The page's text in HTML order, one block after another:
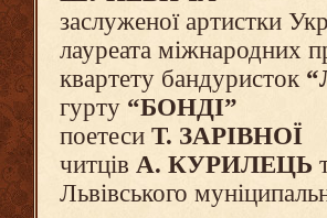
заслуженої артистки
лауреата міжнародних
квартету бандуристок
гурту “БОНДІ”
поетеси Т. ЗАРІВНОЇ
читців А. КУРИЛЕЦЬ
Львівського